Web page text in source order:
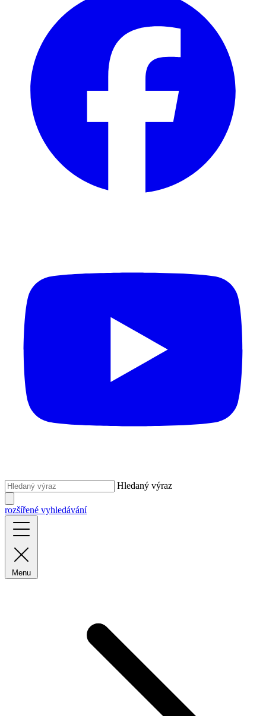
Hledaný výraz
rozšířené vyhledávání
Menu